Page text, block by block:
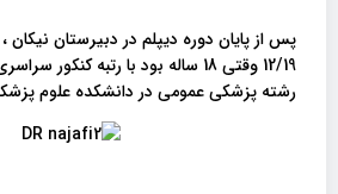
رشته پزشکی عمومی در دانشکده علوم